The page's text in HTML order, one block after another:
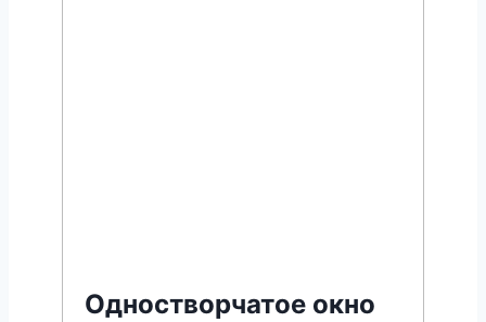
Одностворчатое окно